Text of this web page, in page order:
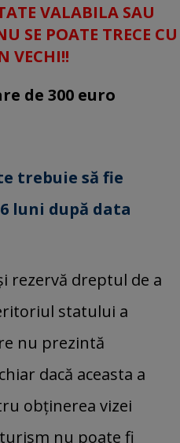
VALABILA SAU
SE POATE TRECE CU
VECHI!!
de 300 euro
trebuie să fie
luni după data
rezervă dreptul de a
statului a
nu prezintă
dacă aceasta a
obţinerea vizei
nu poate fi